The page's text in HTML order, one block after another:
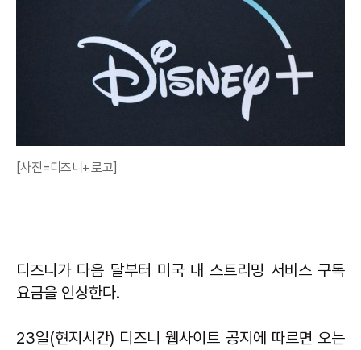
[사진=디즈니+ 로고]
디즈니가 다음 달부터 미국 내 스트리밍 서비스 구독
요금을 인상한다.
23일(현지시간) 디즈니 웹사이트 공지에 따르면 오는